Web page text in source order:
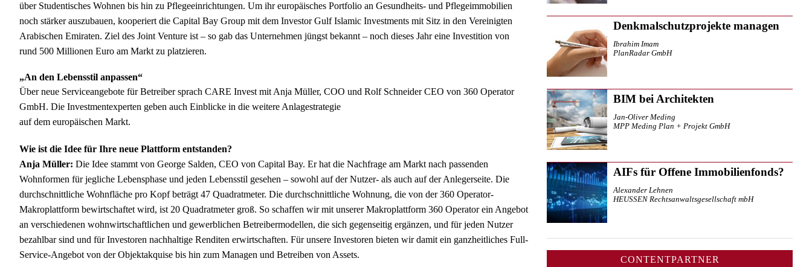
über Studentisches Wohnen bis hin zu Pflegeeinrichtungen. Um ihr europäisches Portfolio an Gesundheits- und Pflegeimmobilien
noch stärker auszubauen, kooperiert die Capital Bay Group mit dem Investor Gulf Islamic Investments mit Sitz in den Vereinigten
Arabischen Emiraten. Ziel des Joint Venture ist – so gab das Unternehmen jüngst bekannt – noch dieses Jahr eine Investition von
rund 500 Millionen Euro am Markt zu platzieren.
„An den Lebensstil anpassen“
Über neue Serviceangebote für Betreiber sprach CARE Invest mit Anja Müller, COO und Rolf Schneider CEO von 360 Operator
GmbH. Die Investmentexperten geben auch Einblicke in die weitere Anlagestrategie
auf dem europäischen Markt.
Wie ist die Idee für Ihre neue Plattform entstanden?
Anja Müller: Die Idee stammt von George Salden, CEO von Capital Bay. Er hat die Nachfrage am Markt nach passenden
Wohnformen für jegliche Lebensphase und jeden Lebensstil gesehen – sowohl auf der Nutzer- als auch auf der Anlegerseite. Die
durchschnittliche Wohnfläche pro Kopf beträgt 47 Quadratmeter. Die durchschnittliche Wohnung, die von der 360 Operator-
Makroplattform bewirtschaftet wird, ist 20 Quadratmeter groß. So schaffen wir mit unserer Makroplattform 360 Operator ein Angebot
an verschiedenen wohnwirtschaftlichen und gewerblichen Betreibermodellen, die sich gegenseitig ergänzen, und für jeden Nutzer
bezahlbar sind und für Investoren nachhaltige Renditen erwirtschaften. Für unsere Investoren bieten wir damit ein ganzheitliches Full-
Service-Angebot von der Objektakquise bis hin zum Managen und Betreiben von Assets.
Denkmalschutzprojekte managen
Ibrahim Imam
PlanRadar GmbH
BIM bei Architekten
Jan-Oliver Meding
MPP Meding Plan + Projekt GmbH
AIFs für Offene Immobilienfonds?
Alexander Lehnen
HEUSSEN Rechtsanwaltsgesellschaft mbH
CONTENTPARTNER